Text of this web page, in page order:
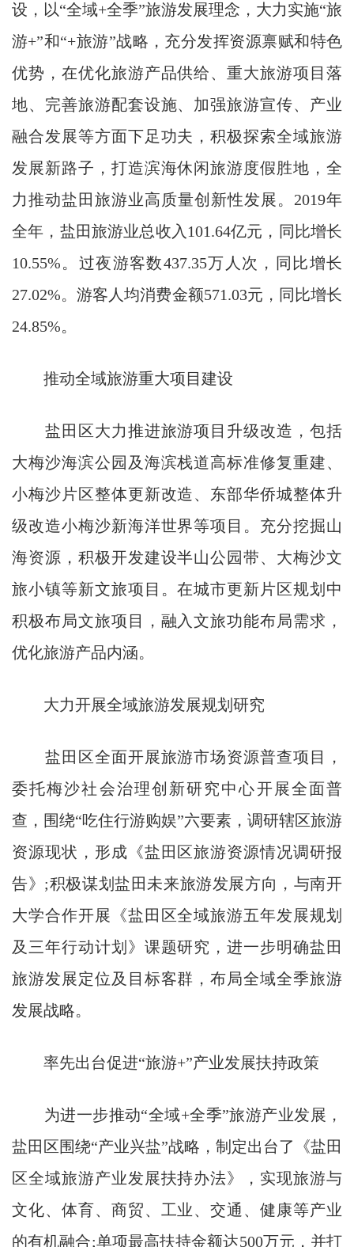
设，以“全域+全季”旅游发展理念，大力实施“旅
游+”和“+旅游”战略，充分发挥资源禀赋和特色
优势，在优化旅游产品供给、重大旅游项目落
地、完善旅游配套设施、加强旅游宣传、产业
融合发展等方面下足功夫，积极探索全域旅游
发展新路子，打造滨海休闲旅游度假胜地，全
力推动盐田旅游业高质量创新性发展。2019年
全年，盐田旅游业总收入101.64亿元，同比增长
10.55%。过夜游客数437.35万人次，同比增长
27.02%。游客人均消费金额571.03元，同比增长
24.85%。
推动全域旅游重大项目建设
盐田区大力推进旅游项目升级改造，包括
大梅沙海滨公园及海滨栈道高标准修复重建、
小梅沙片区整体更新改造、东部华侨城整体升
级改造小梅沙新海洋世界等项目。充分挖掘山
海资源，积极开发建设半山公园带、大梅沙文
旅小镇等新文旅项目。在城市更新片区规划中
积极布局文旅项目，融入文旅功能布局需求，
优化旅游产品内涵。
大力开展全域旅游发展规划研究
盐田区全面开展旅游市场资源普查项目，
委托梅沙社会治理创新研究中心开展全面普
查，围绕“吃住行游购娱”六要素，调研辖区旅游
资源现状，形成《盐田区旅游资源情况调研报
告》;积极谋划盐田未来旅游发展方向，与南开
大学合作开展《盐田区全域旅游五年发展规划
及三年行动计划》课题研究，进一步明确盐田
旅游发展定位及目标客群，布局全域全季旅游
发展战略。
率先出台促进“旅游+”产业发展扶持政策
为进一步推动“全域+全季”旅游产业发展，
盐田区围绕“产业兴盐”战略，制定出台了《盐田
区全域旅游产业发展扶持办法》，实现旅游与
文化、体育、商贸、工业、交通、健康等产业
的有机融合;单项最高扶持金额达500万元，并打